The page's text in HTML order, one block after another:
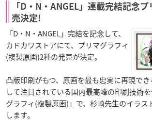
「D・N・ANGEL」連載完結記念
売決定!
「D・N・ANGEL」完結を記念して、
カドカワストアにて、プリマグラフィ
(複製原画)2種の発売が決定。
凸版印刷がもつ、原画を最も忠実に再現で
して注目されている国内最高峰の印刷技術
グラフィ(複製原画)」で、杉崎先生のイラス
します。